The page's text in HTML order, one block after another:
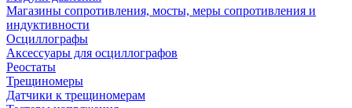
Магазины сопротивления, мосты, меры сопротивления и
индуктивности
Осциллографы
Аксессуары для осциллографов
Реостаты
Трещиномеры
Датчики к трещиномерам